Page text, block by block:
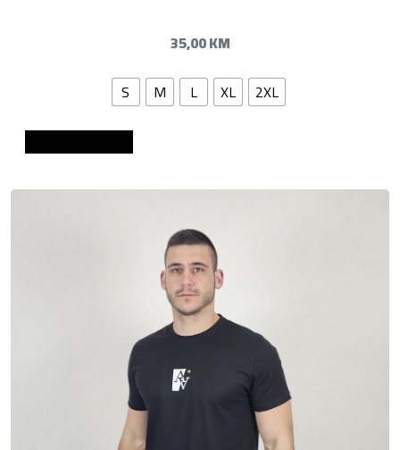
35,00KM
S
M L XL
2XL